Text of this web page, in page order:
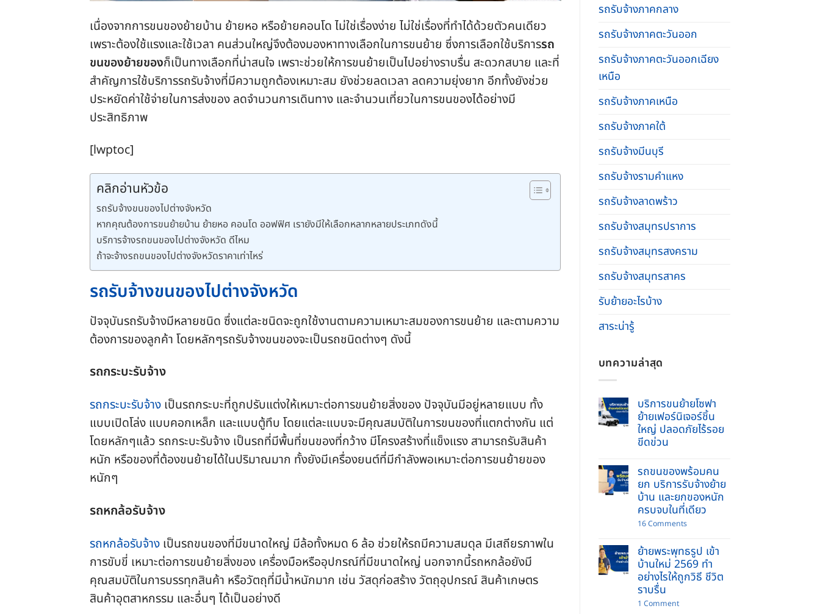
เนื่องจากการขนของย้ายบ้าน ย้ายหอ หรือย้ายคอนโด ไม่ใช่เรื่องง่าย ไม่ใช่เรื่องที่ทำได้ด้วยตัวคนเดียว
เพราะต้องใช้แรงและใช้เวลา คนส่วนใหญ่จึงต้องมองหาทางเลือกในการขนย้าย ซึ่งการเลือกใช้บริการรถ
ขนของย้ายของก็เป็นทางเลือกที่น่าสนใจ เพราะช่วยให้การขนย้ายเป็นไปอย่างราบรื่น สะดวกสบาย และที่
สำคัญการใช้บริการรถรับจ้างที่มีความถูกต้องเหมาะสม ยังช่วยลดเวลา ลดความยุ่งยาก อีกทั้งยังช่วย
ประหยัดค่าใช้จ่ายในการส่งของ ลดจำนวนการเดินทาง และจำนวนเที่ยวในการขนของได้อย่างมี
ประสิทธิภาพ
[lwptoc]
คลิกอ่านหัวข้อ
รถรับจ้างขนของไปต่างจังหวัด
หากคุณต้องการขนย้ายบ้าน ย้ายหอ คอนโด ออฟฟิศ เรายังมีให้เลือกหลากหลายประเภทดังนี้
บริการจ้างรถขนของไปต่างจังหวัด ดีไหม
ถ้าจะจ้างรถขนของไปต่างจังหวัดราคาเท่าไหร่
รถรับจ้างขนของไปต่างจังหวัด
ปัจจุบันรถรับจ้างมีหลายชนิด ซึ่งแต่ละชนิดจะถูกใช้งานตามความเหมาะสมของการขนย้าย และตามความ
ต้องการของลูกค้า โดยหลักๆรถรับจ้างขนของจะเป็นรถชนิดต่างๆ ดังนี้
รถกระบะรับจ้าง
รถกระบะรับจ้าง เป็นรถกระบะที่ถูกปรับแต่งให้เหมาะต่อการขนย้ายสิ่งของ ปัจจุบันมีอยู่หลายแบบ ทั้ง
แบบเปิดโล่ง แบบคอกเหล็ก และแบบตู้ทึบ โดยแต่ละแบบจะมีคุณสมบัติในการขนของที่แตกต่างกัน แต่
โดยหลักๆแล้ว รถกระบะรับจ้าง เป็นรถที่มีพื้นที่ขนของที่กว้าง มีโครงสร้างที่แข็งแรง สามารถรับสินค้า
หนัก หรือของที่ต้องขนย้ายได้ในปริมาณมาก ทั้งยังมีเครื่องยนต์ที่มีกำลังพอเหมาะต่อการขนย้ายของ
หนักๆ
รถหกล้อรับจ้าง
รถหกล้อรับจ้าง เป็นรถขนของที่มีขนาดใหญ่ มีล้อทั้งหมด 6 ล้อ ช่วยให้รถมีความสมดุล มีเสถียรภาพใน
การขับขี่ เหมาะต่อการขนย้ายสิ่งของ เครื่องมือหรืออุปกรณ์ที่มีขนาดใหญ่ นอกจากนี้รถหกล้อยังมี
คุณสมบัติในการบรรทุกสินค้า หรือวัตถุที่มีน้ำหนักมาก เช่น วัสดุก่อสร้าง วัตถุอุปกรณ์ สินค้าเกษตร
สินค้าอุตสาหกรรม และอื่นๆ ได้เป็นอย่างดี
รถรับจ้างภาคกลาง
รถรับจ้างภาคตะวันออก
รถรับจ้างภาคตะวันออกเฉียง
เหนือ
รถรับจ้างภาคเหนือ
รถรับจ้างภาคใต้
รถรับจ้างมีนบุรี
รถรับจ้างรามคําแหง
รถรับจ้างลาดพร้าว
รถรับจ้างสมุทรปราการ
รถรับจ้างสมุทรสงคราม
รถรับจ้างสมุทรสาคร
รับย้ายอะไรบ้าง
สาระน่ารู้
บทความล่าสุด
บริการขนย้ายโซฟา
ย้ายเฟอร์นิเจอร์ชิ้น
ใหญ่ ปลอดภัยไร้รอย
ขีดข่วน
on
บริการ
ขน
ย้าย
โซฟา
ย้าย
เฟอร์นิเจอร์
ปลอดภัย
ไร้
รอย
ขีด
ข่วน
รถขนของพร้อมคน
ยก บริการรับจ้างย้าย
บ้าน และยกของหนัก
ครบจบในที่เดียว
16 Commentson
ของ
พร้อม
คนยก
บริการ
รับจ้าง
ย้ายพระพุทธรูป เข้า
บ้านใหม่ 2569 ทำ
อย่างไรให้ถูกวิธี ชีวิต
ราบรื่น
1 Commenton